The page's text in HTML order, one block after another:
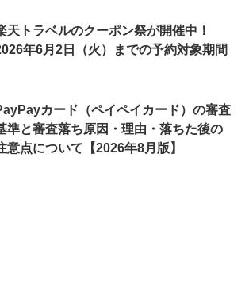
天トラベルのクーポン祭が開催中！
年6月2日（火）までの予約対象期間
カード（ペイペイカード）の審査
準と審査落ち原因・理由・落ちた後の
意点について【2026年8月版】